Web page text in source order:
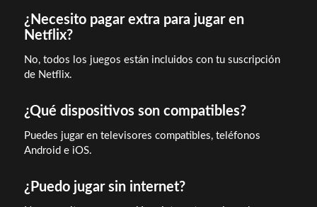
¿Necesito pagar extra para jugar en
Netflix?
No, todos los juegos están incluidos con tu suscripción
de Netflix.
¿Qué dispositivos son compatibles?
Puedes jugar en televisores compatibles, teléfonos
Android e iOS.
¿Puedo jugar sin internet?